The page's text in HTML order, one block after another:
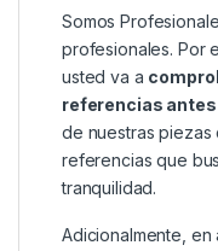
Somos
profesionales. Por
usted va a
referencias
de nuestras piezas
referencias que
tranquilidad.
Adicionalmente, en